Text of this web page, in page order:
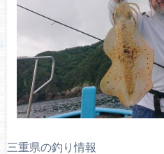
三重県の釣り情報